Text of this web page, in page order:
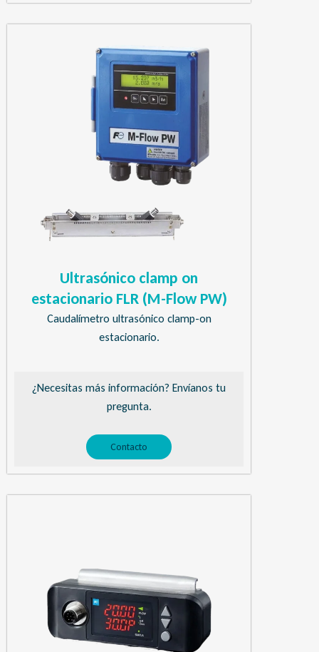
Ultrasónico clamp on
estacionario FLR (M-Flow PW)
Caudalímetro ultrasónico clamp-on
estacionario.
¿Necesitas más información? Envíanos tu
pregunta.
Contacto